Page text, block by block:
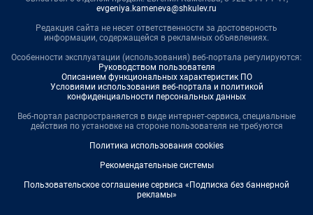
evgeniya.kameneva@shkulev.ru
Редакция сайта не несет ответственности за достоверность
информации, содержащейся в рекламных объявлениях.
Особенности эксплуатации (использования) веб-портала регулируются:
Руководством пользователя
Описанием функциональных характеристик ПО
Условиями использования веб-портала и политикой
конфиденциальности персональных данных
Веб-портал распространяется в виде интернет-сервиса, специальные
действия по установке на стороне пользователя не требуются
Политика использования cookies
Рекомендательные системы
Пользовательское соглашение сервиса «Подписка без баннерной
рекламы»